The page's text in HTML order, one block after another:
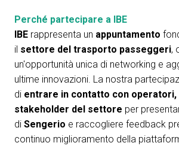
Perché partecipare a IBE
IBE rappresenta un appuntamento
il settore del trasporto passeggeri,
un'opportunità unica di networking e
ultime innovazioni. La nostra
di entrare in contatto con operatori,
stakeholder del settore per
di Sengerio e raccogliere feedback
continuo miglioramento della